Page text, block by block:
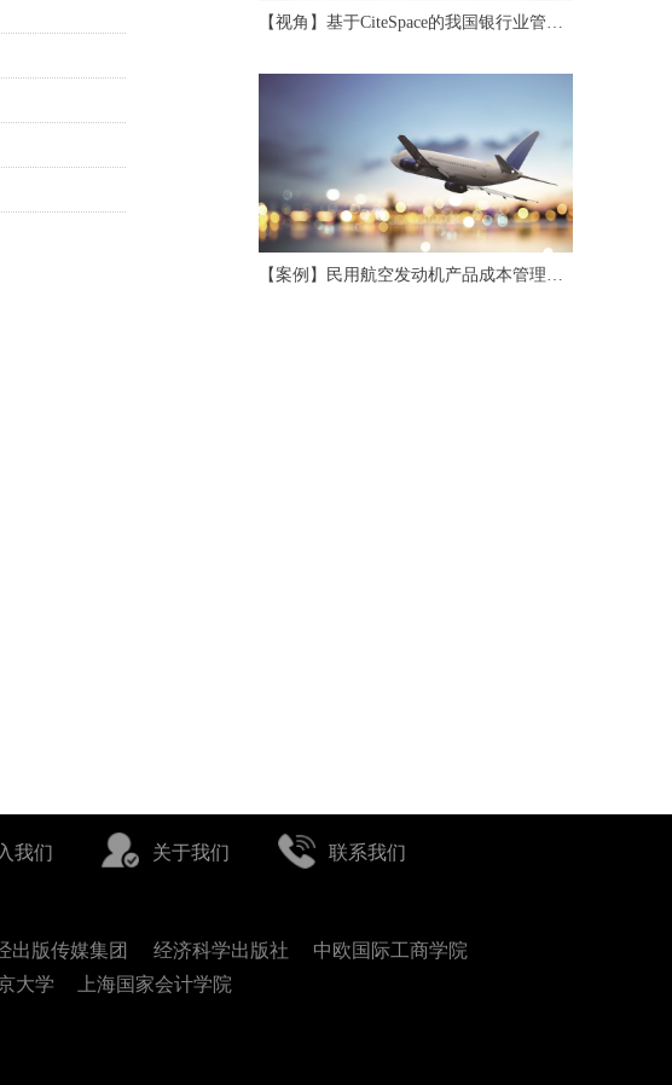
【视角】基于CiteSpace的我国银行业管理
【案例】民用航空发动机产品成本管理应
我们 关于我们 联系我们
出版传媒集团 经济科学出版社
中欧国际工商学院
大学
上海国家会计学院